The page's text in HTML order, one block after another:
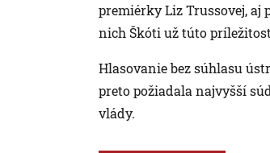
premiérky Liz Trussovej, aj
nich Škóti už túto
Hlasovanie bez súhlasu
preto požiadala najvyšší
vlády.